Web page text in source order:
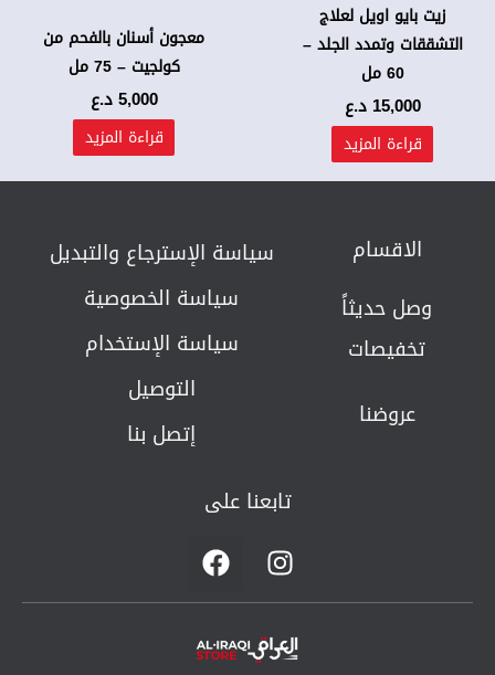
زيت بايو اويل لعلاج
التشققات وتمدد الجلد –
60 مل
15,000 د.ع
قراءة المزيد
معجون أسنان بالفحم من
كولجيت – 75 مل
5,000د.ع
قراءة المزيد
الاقسام
وصل حديثاً
تخفيصات
عروضنا
سياسة الإسترجاع والتبديل​
سياسة الخصوصية
سياسة الإستخدام
التوصيل
إتصل بنا
تابعنا على
I
n
s
t
a
F
a
c
b